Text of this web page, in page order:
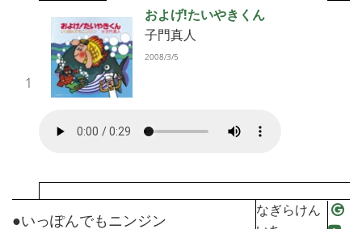
1
およげ!たいやきくん
子門真人
2008/3/5
●いっぽんでもニンジン
なぎらけん